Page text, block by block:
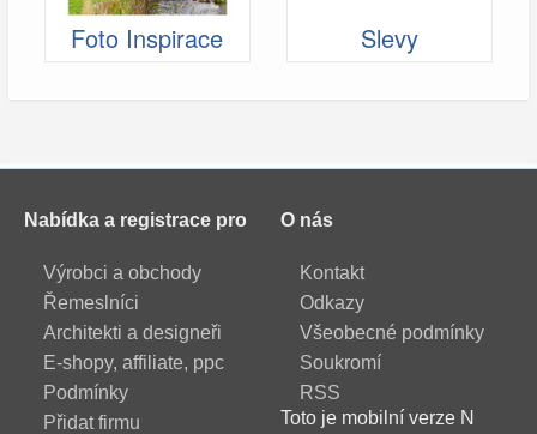
Foto Inspirace Slevy
Nabídka a registrace pro
Výrobci a obchody
Řemeslníci
Architekti a designeři
E-shopy, affiliate, ppc
Podmínky
Přidat firmu
O nás
Kontakt
Odkazy
Všeobecné podmínky
Soukromí
RSS
Toto je mobilní verze N